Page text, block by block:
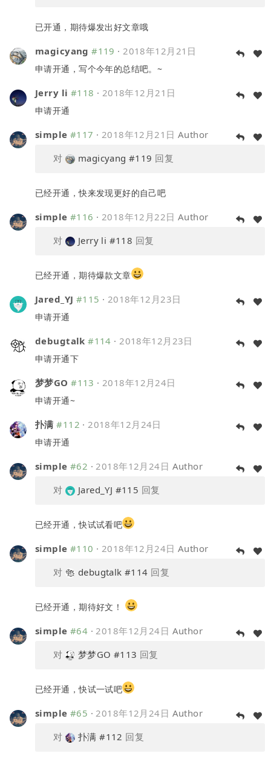
已开通，期待爆发出好文章哦
magicyang #119 · 2018年12月21日
申请开通，写个今年的总结吧。~
Jerry li #118 · 2018年12月21日
申请开通
simple #117 · 2018年12月21日 Author
对
magicyang #119 回复
已经开通，快来发现更好的自己吧
simple #116 · 2018年12月22日 Author
对
Jerry li #118 回复
已经开通，期待爆款文章
Jared_YJ #115 · 2018年12月23日
申请开通
debugtalk #114 · 2018年12月23日
申请开通下
梦梦GO #113 · 2018年12月24日
申请开通~
扑满 #112 · 2018年12月24日
申请开通
simple #62 · 2018年12月24日 Author
对
Jared_YJ #115 回复
已经开通，快试试看吧
simple #110 · 2018年12月24日 Author
对
debugtalk #114 回复
已经开通，期待好文！
simple #64 · 2018年12月24日 Author
对
梦梦GO #113 回复
已经开通，快试一试吧
simple #65 · 2018年12月24日 Author
对
扑满 #112 回复